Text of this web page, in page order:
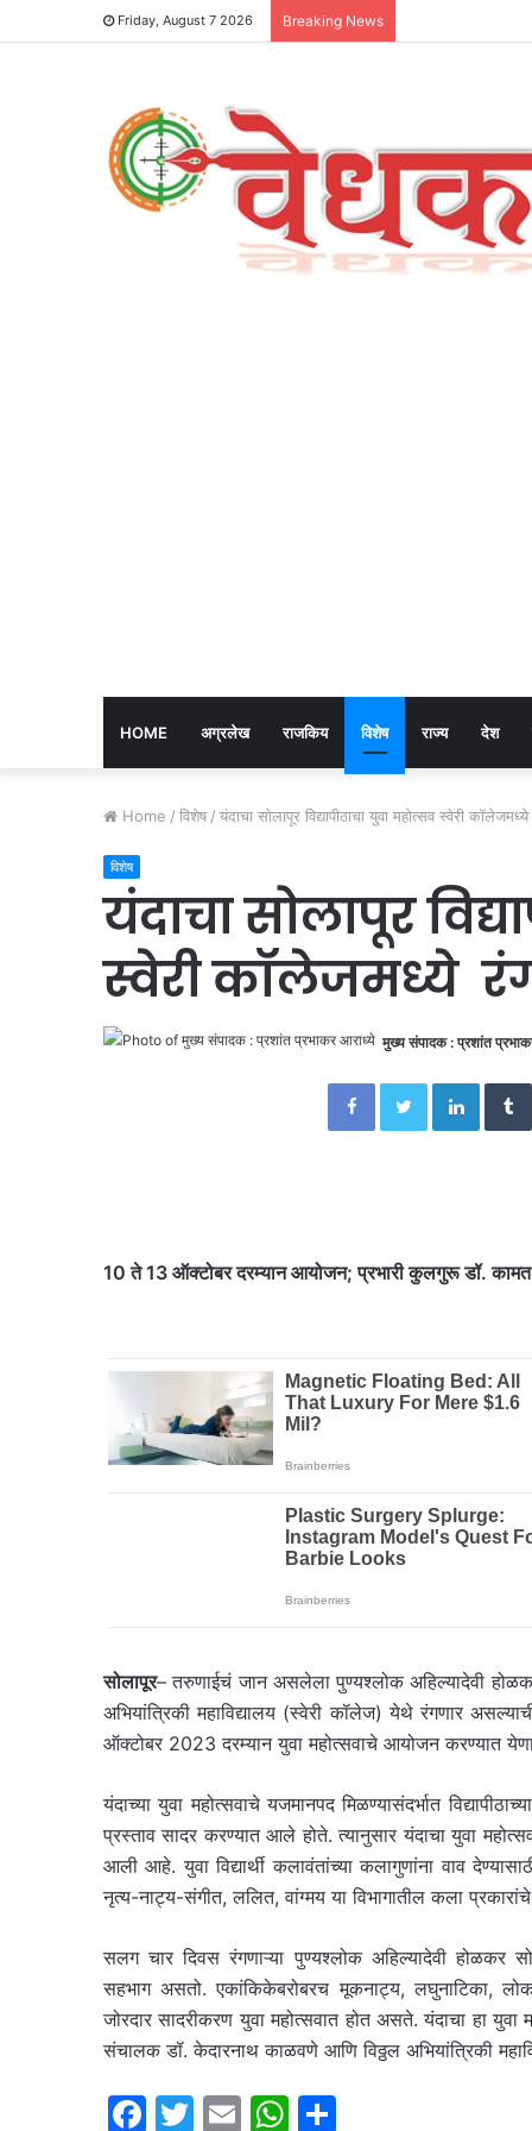
Friday, August 7 2026 Breaking News
HOME अग्रलेख राजकिय विशेष राज्य देश
Home / विशेष / यंदाचा सोलापूर विद्यापीठाचा युवा महोत्सव स्वेरी
विशेष
यंदाचा सोलापूर
स्वेरी कॉलेजमध्ये
मुख्य संपादक : प्रशांत
FacebookTwitter
10 ते 13 ऑक्टोबर दरम्यान आयोजन; प्रभारी कुलगुरू डॉ. कामत
सोलापूर– तरुणाईचं जान असलेला पुण्यश्लोक अहिल्यादेवी होळकर
अभियांत्रिकी महाविद्यालय (स्वेरी कॉलेज) येथे रंगणार
ऑक्टोबर 2023 दरम्यान युवा महोत्सवाचे आयोजन करण्यात
यंदाच्या युवा महोत्सवाचे यजमानपद मिळण्यासंदर्भात
प्रस्ताव सादर करण्यात आले होते. त्यानुसार यंदाचा युवा
आली आहे. युवा विद्यार्थी कलावंतांच्या कलागुणांना वाव
नृत्य-नाट्य-संगीत, ललित, वांग्मय या विभागातील कला
सलग चार दिवस रंगणाऱ्या पुण्यश्लोक अहिल्यादेवी होळकर
सहभाग असतो. एकांकिकेबरोबरच मूकनाट्य, लघुनाटिका,
जोरदार सादरीकरण युवा महोत्सवात होत असते. यंदाचा हा
संचालक डॉ. केदारनाथ काळवणे आणि विठ्ठल अभियांत्रिकी
F
T
E
W